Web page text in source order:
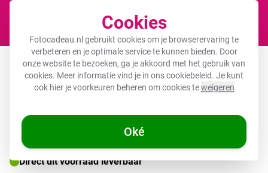
Cookies
Fotocadeau.nl gebruikt cookies om je browserervaring te
verbeteren en je optimale service te kunnen bieden. Door
onze website te bezoeken, ga je akkoord met het gebruik van
cookies. Meer informatie vind je in onscookiebeleid. Je kunt
ook hier je voorkeuren beheren om cookies teweigeren
Oké
Fotocollage op canvas
🌞 ZOMERDEALS
Direct uit voorraad leverbaar